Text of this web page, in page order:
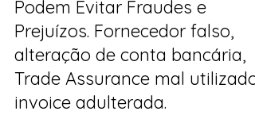
Como Importadores Brasileiros
Podem Evitar Fraudes e
Prejuízos. Fornecedor falso,
alteração de conta bancária,
Trade Assurance mal utilizado,